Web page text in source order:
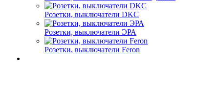
Розетки, выключатели DKC
Розетки, выключатели ЭРА
Розетки, выключатели Feron